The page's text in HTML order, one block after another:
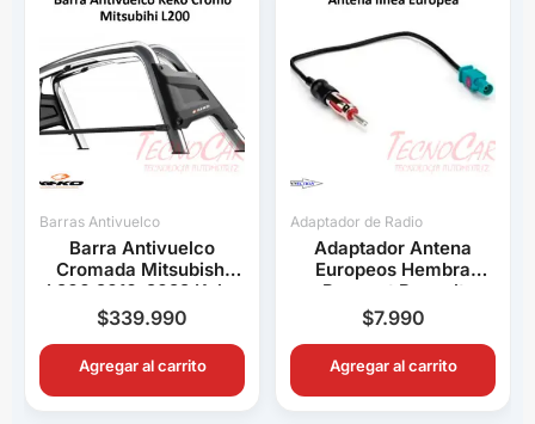
Barras Antivuelco
Barra Antivuelco
Cromada Mitsubishi
L200 2016-2022 Keko
K1 Decorativa Pick Up
$339.990
Agregar al carrito
Adaptador de Radio
Adaptador Antena
Europeos Hembra
Peugeot Renault
Volkswagen BMW Audi
Connection
$7.990
Agregar al carrito